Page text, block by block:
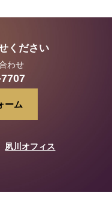
ください
わせ
ーム
夙川オフィス